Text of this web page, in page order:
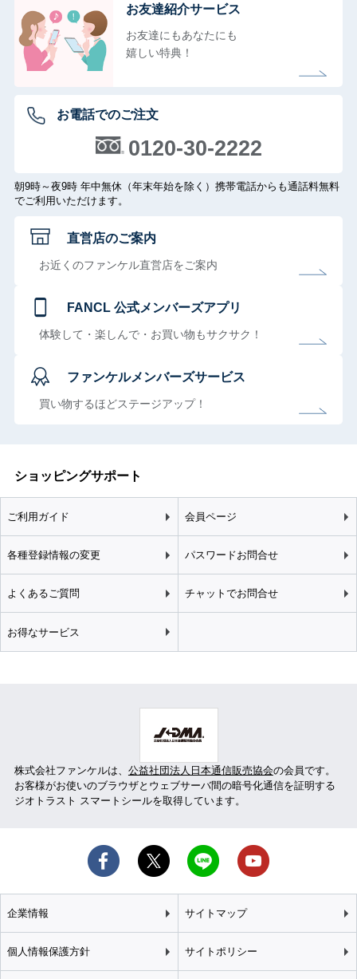
お友達紹介サービス
お友達にもあなたにも
嬉しい特典！
お電話でのご注文
0120-30-2222
朝9時～夜9時 年中無休（年末年始を除く）携帯電話からも通話料無料
でご利用いただけます。
直営店のご案内
お近くのファンケル直営店をご案内
FANCL 公式メンバーズアプリ
体験して・楽しんで・お買い物もサクサク！
ファンケルメンバーズサービス
買い物するほどステージアップ！
ショッピングサポート
ご利用ガイド 会員ページ
各種登録情報の変更 パスワードお問合せ
よくあるご質問 チャットでお問合せ
お得なサービス
株式会社ファンケルは、 公益社団法人日本通信販売協会の会員です。
お客様がお使いのブラウザとウェブサーバ間の暗号化通信を証明する
ジオトラスト スマートシールを取得しています。
企業情報 サイトマップ
個人情報保護方針 サイトポリシー